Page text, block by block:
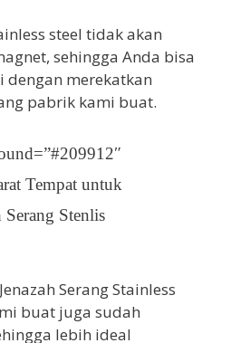
steel tidak akan
sehingga Anda bisa
dengan merekatkan
pabrik kami buat.
Tempat untuk
Serang Stenlis
Serang Stainless
buat juga sudah
lebih ideal